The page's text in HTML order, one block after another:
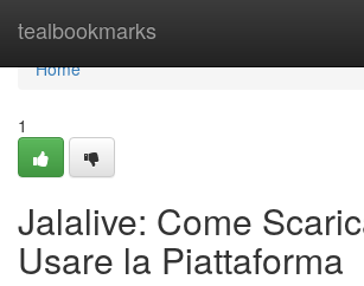
tealbookmarks
Home
Home
1
Jalalive: Come
Usare la Piattaforma